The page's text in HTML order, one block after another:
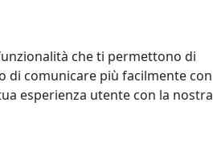
che ti permettono di
di comunicare più facilmente con
esperienza utente con la nostra